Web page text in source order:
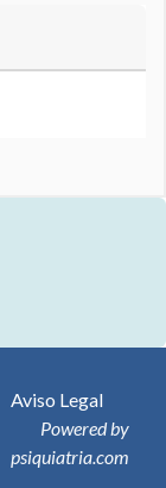
Aviso Legal
Powered by
psiquiatria.com